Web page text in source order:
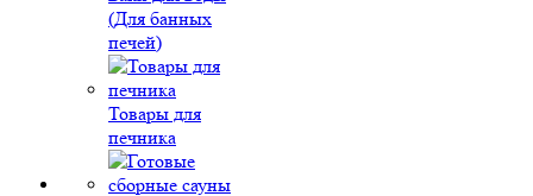
(Для банных
печей)
Товары для
печника